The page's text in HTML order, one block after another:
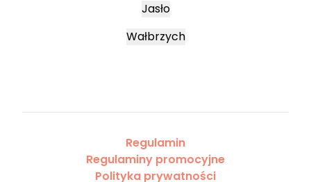
Jasło
Wałbrzych
Regulamin
Regulaminy promocyjne
Polityka prywatności